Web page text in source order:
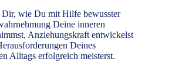
Dir, wie Du mit Hilfe bewusster
Deine inneren
Anziehungskraft entwickelst
Deines
Alltags erfolgreich meisterst.